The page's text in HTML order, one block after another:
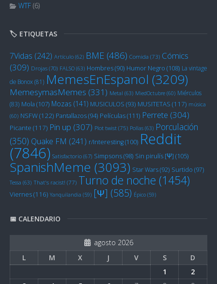
WTF (6)
🏷️ ETIQUETAS
7Vidas (242) Artículo (62) BME (486) Comida (73) Cómics
(309) Drojas (70) FALSO (63) Hombres(90) Humor Negro (108) La vintage
de Bonox(81) MemesEnEspanol (3209)
MemesymasMemes (331) Metal (63) MiedOctubre (60) Miérculos
(83) Mola (107) Mozas (141) MUSICULOS (93) MUSITETAS (117) música
(60) NSFW(122) Pantallazos(94) Películas(111) Perrete (304)
Picante (117) Pin up (307) Plot twist (75) Pollas (63) Porculación
(350) Quake FM (241) r/Interesting(100) Reddit
(7846) Satisfactorio (67) Simpsons(98) Sin pirulís [Ψ] (105)
SpanishMeme (3093) Star Wars(92) Surtido (97)
Tessa (63) That's racist! (77) Turno de noche (1454)
Viernes(116) Yanquilandia (59) [Ψ] (585) Épico (59)
📅 CALENDARIO
agosto 2026
L
M X J V S
D
1
2